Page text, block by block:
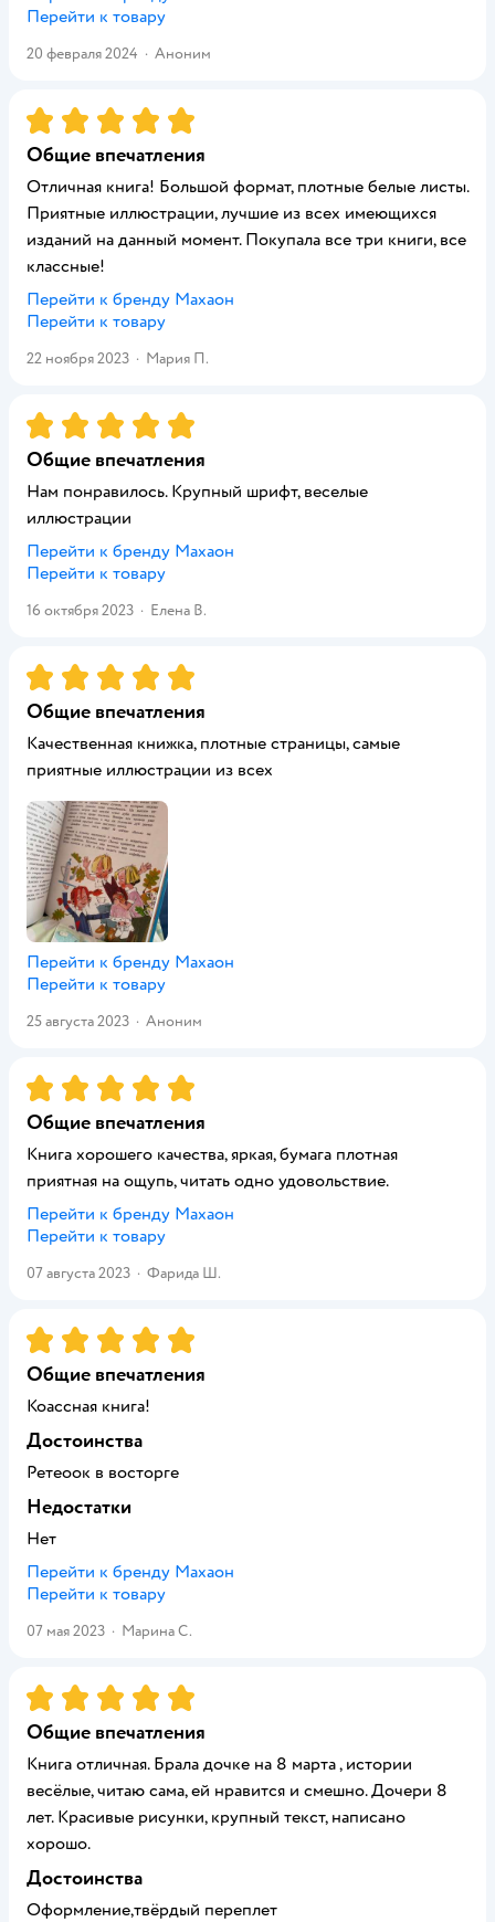
Перейти к товару
20 февраля 2024 · Аноним
Рейтинг:5
Общие впечатления
Отличная книга! Большой формат, плотные белые листы.
Приятные иллюстрации, лучшие из всех имеющихся
изданий на данный момент. Покупала все три книги, все
классные!
Перейти к бренду Махаон
Перейти к товару
22 ноября 2023 · Мария П.
Рейтинг:5
Общие впечатления
Нам понравилось. Крупный шрифт, веселые
иллюстрации
Перейти к бренду Махаон
Перейти к товару
16 октября 2023 · Елена В.
Рейтинг:5
Общие впечатления
Качественная книжка, плотные страницы, самые
приятные иллюстрации из всех
Перейти к бренду Махаон
Перейти к товару
25 августа 2023 · Аноним
Рейтинг:5
Общие впечатления
Книга хорошего качества, яркая, бумага плотная
приятная на ощупь, читать одно удовольствие.
Перейти к бренду Махаон
Перейти к товару
07 августа 2023 · Фарида Ш.
Рейтинг:5
Общие впечатления
Коассная книга!
Достоинства
Ретеоок в восторге
Недостатки
Нет
Перейти к бренду Махаон
Перейти к товару
07 мая 2023 · Марина С.
Рейтинг:5
Общие впечатления
Книга отличная. Брала дочке на 8 марта , истории
весёлые, читаю сама, ей нравится и смешно. Дочери 8
лет. Красивые рисунки, крупный текст, написано
хорошо.
Достоинства
Оформление,твёрдый переплет